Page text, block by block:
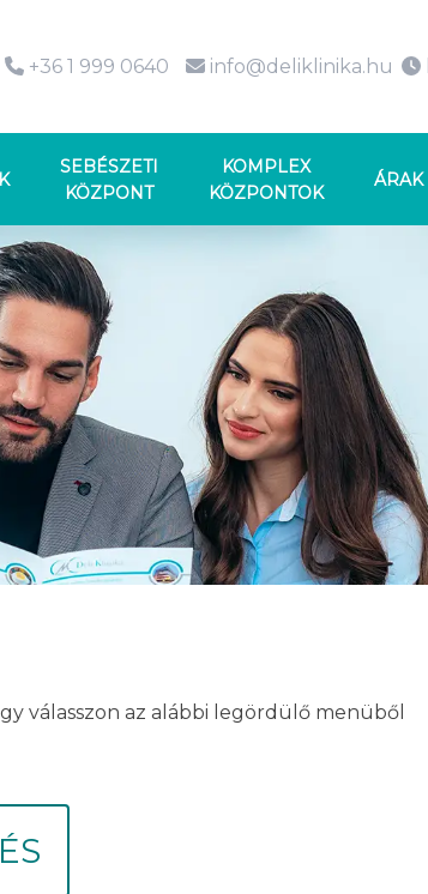
+36 1 999 0640 info@deliklinika.hu
SEBÉSZETI
KÖZPONT
KOMPLEX
KÖZPONTOK
ÁRAK
válasszon az alábbi legördülő menüből